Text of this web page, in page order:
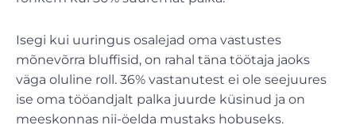
Isegi kui uuringus osalejad oma vastustes
mõnevõrra bluffisid, on rahal täna töötaja jaoks
väga oluline roll. 36% vastanutest ei ole seejuures
ise oma tööandjalt palka juurde küsinud ja on
meeskonnas nii-öelda mustaks hobuseks.